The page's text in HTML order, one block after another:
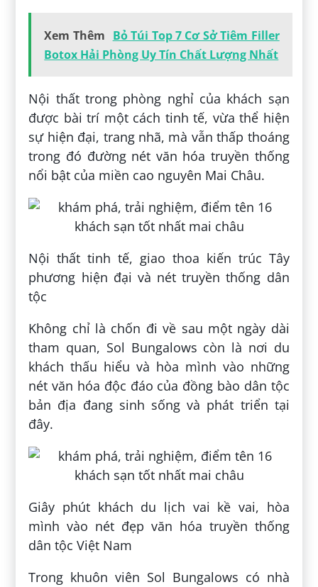
Xem Thêm Bỏ Túi Top 7 Cơ Sở Tiêm Filler
Botox Hải Phòng Uy Tín Chất Lượng Nhất
Nội thất trong phòng nghỉ của khách sạn
được bài trí một cách tinh tế, vừa thể hiện
sự hiện đại, trang nhã, mà vẫn thấp thoáng
trong đó đường nét văn hóa truyền thống
nổi bật của miền cao nguyên Mai Châu.
Nội thất tinh tế, giao thoa kiến trúc Tây
phương hiện đại và nét truyền thống dân
tộc
Không chỉ là chốn đi về sau một ngày dài
tham quan, Sol Bungalows còn là nơi du
khách thấu hiểu và hòa mình vào những
nét văn hóa độc đáo của đồng bào dân tộc
bản địa đang sinh sống và phát triển tại
đây.
Giây phút khách du lịch vai kề vai, hòa
mình vào nét đẹp văn hóa truyền thống
dân tộc Việt Nam
Trong khuôn viên Sol Bungalows có nhà